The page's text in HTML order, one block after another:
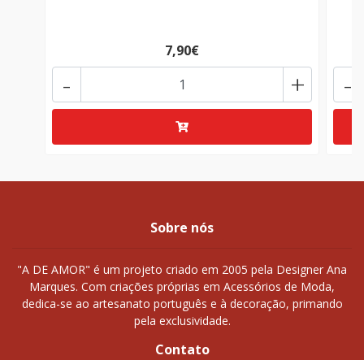
7,90€
+
- -
Sobre nós
"A DE AMOR" é um projeto criado em 2005 pela Designer Ana
Marques. Com criações próprias em Acessórios de Moda,
dedica-se ao artesanato português e à decoração, primando
pela exclusividade.
Contato